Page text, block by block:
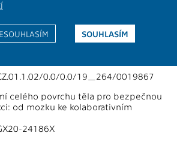
SOUHLASÍM
reprezentací těla a
22538S
0.0/0.0/19_264/0019867
celého povrchu těla pro bezpečnou
od mozku ke kolaborativním
24186X